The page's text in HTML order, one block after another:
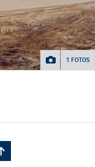
1 FOTOS